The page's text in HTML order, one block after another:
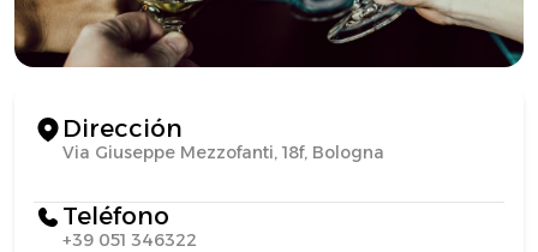
Dirección
Via Giuseppe Mezzofanti, 18f, Bologna
Teléfono
+39 051 346322